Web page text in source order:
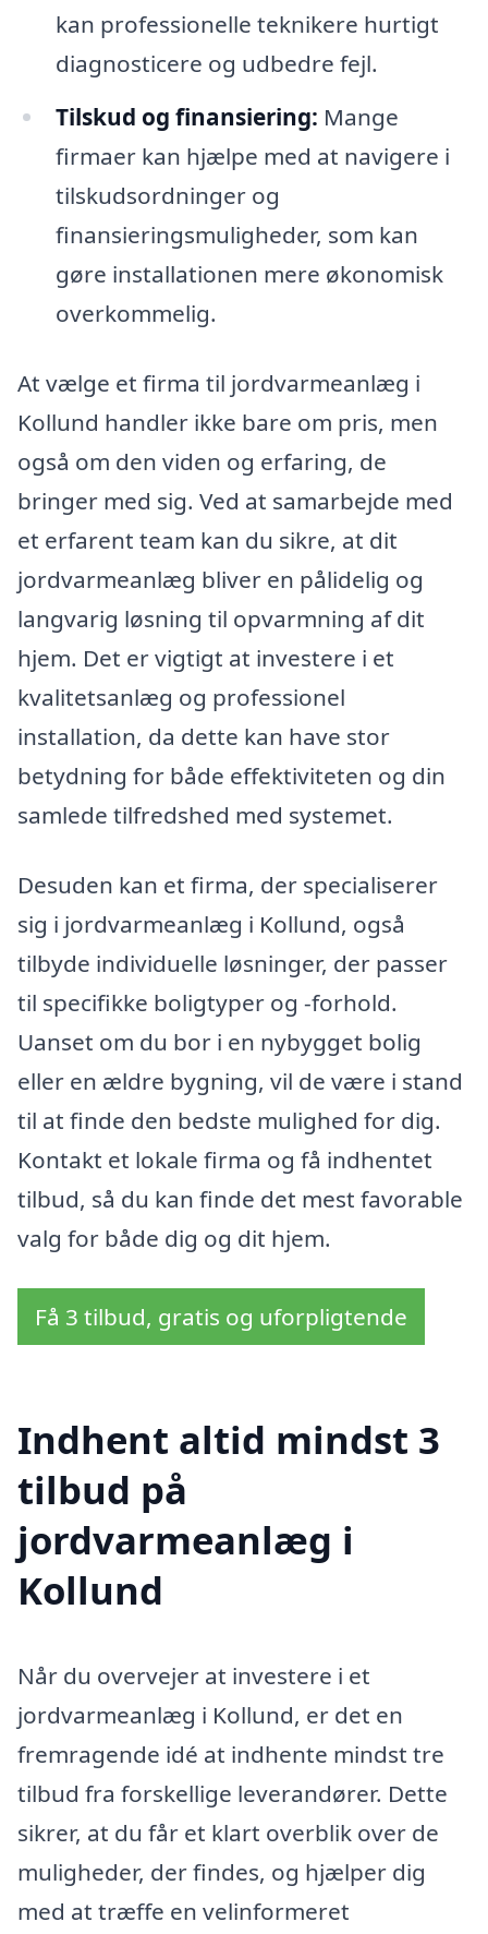
kan professionelle teknikere hurtigt
diagnosticere og udbedre fejl.
Tilskud og finansiering: Mange
firmaer kan hjælpe med at navigere i
tilskudsordninger og
finansieringsmuligheder, som kan
gøre installationen mere økonomisk
overkommelig.
At vælge et firma til jordvarmeanlæg i
Kollund handler ikke bare om pris, men
også om den viden og erfaring, de
bringer med sig. Ved at samarbejde med
et erfarent team kan du sikre, at dit
jordvarmeanlæg bliver en pålidelig og
langvarig løsning til opvarmning af dit
hjem. Det er vigtigt at investere i et
kvalitetsanlæg og professionel
installation, da dette kan have stor
betydning for både effektiviteten og din
samlede tilfredshed med systemet.
Desuden kan et firma, der specialiserer
sig i jordvarmeanlæg i Kollund, også
tilbyde individuelle løsninger, der passer
til specifikke boligtyper og -forhold.
Uanset om du bor i en nybygget bolig
eller en ældre bygning, vil de være i stand
til at finde den bedste mulighed for dig.
Kontakt et lokale firma og få indhentet
tilbud, så du kan finde det mest favorable
valg for både dig og dit hjem.
Få 3 tilbud, gratis og uforpligtende
Indhent altid mindst 3
tilbud på
jordvarmeanlæg i
Kollund
Når du overvejer at investere i et
jordvarmeanlæg i Kollund, er det en
fremragende idé at indhente mindst tre
tilbud fra forskellige leverandører. Dette
sikrer, at du får et klart overblik over de
muligheder, der findes, og hjælper dig
med at træffe en velinformeret